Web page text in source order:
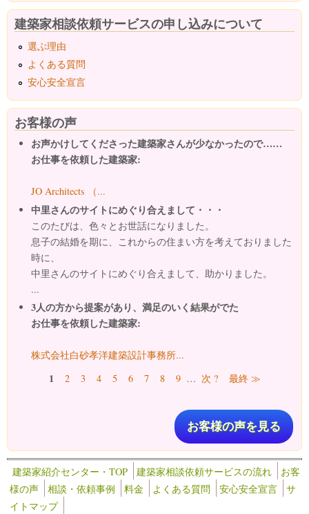
建築家相談依頼サービスの申し込みについて
選ぶ理由
よくある質問
安心安全宣言
お客様の声
お声かけしてくださった建築家さんが少なかったので……
お仕事を依頼した建築家:
JO Architects （...
中里さんのサイトにめぐり合えまして・・・
このたびは、色々とお世話になりました。
息子の結婚を期に、これからの住まい方を考えておりました
時に、
中里さんのサイトにめぐり合えまして、助かりました。
...
3人の方から提案があり、満足のいく結果がでた
お仕事を依頼した建築家:
株式会社白砂孝洋建築設計事務所...
ページ1 2 3 4 5 6 7 8 9 … 次 ? 最終 ≫
お客様の声を見る
建築家紹介センター・TOP 建築家相談依頼サービスの流れ
お客
様の声
相談・依頼事例 料金 よくある質問 安心安全宣言
サ
イトマップ